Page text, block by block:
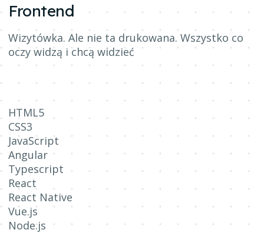
Frontend
Wizytówka. Ale nie ta drukowana. Wszystko co
oczy widzą i chcą widzieć
HTML5
CSS3
JavaScript
Angular
Typescript
React
React Native
Vue.js
Node.js